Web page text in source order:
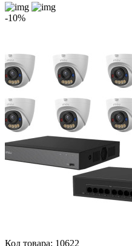
-10%
Код товара: 10622